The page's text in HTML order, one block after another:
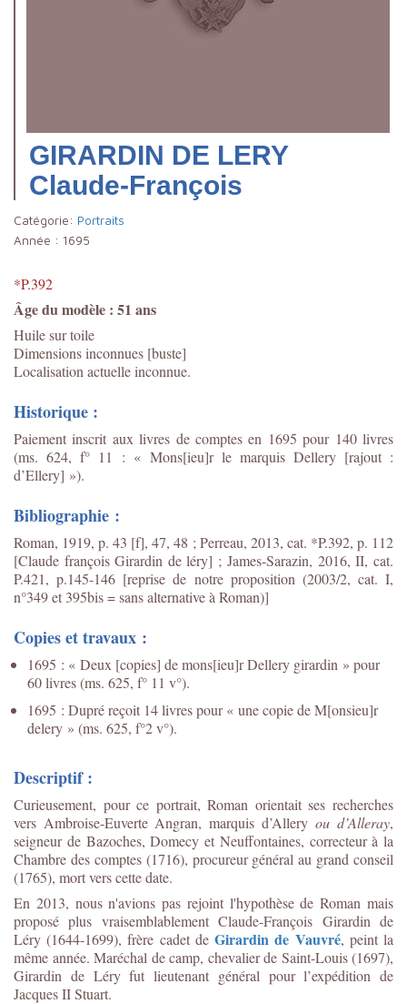
GIRARDIN DE LERY
Claude-François
Catégorie: Portraits
Année : 1695
*P.392
Âge du modèle : 51 ans
Huile sur toile
Dimensions inconnues [buste]
Localisation actuelle inconnue.
Historique :
Paiement inscrit aux livres de comptes en 1695 pour 140 livres
(ms. 624, f° 11 : « Mons[ieu]r le marquis Dellery [rajout :
d’Ellery] »).
Bibliographie :
Roman, 1919, p. 43 [f], 47, 48 ; Perreau, 2013, cat. *P.392, p. 112
[Claude françois Girardin de léry] ;James-Sarazin, 2016, II, cat.
P.421, p.145-146 [reprise de notre proposition (2003/2, cat. I,
n°349 et 395bis = sans alternative à Roman)]
Copies et travaux :
1695 : « Deux [copies] de mons[ieu]r Dellery girardin » pour
60 livres (ms. 625, f° 11 v°).
1695 : Dupré reçoit 14 livres pour « une copie de M[onsieu]r
delery » (ms. 625, f°2 v°).
Descriptif :
Curieusement, pour ce portrait, Roman orientait ses recherches
vers Ambroise-Euverte Angran, marquis d’Alleryou d’Alleray,
seigneur de Bazoches, Domecy et Neuffontaines, correcteur à la
Chambre des comptes (1716), procureur général au grand conseil
(1765), mort vers cette date.
En 2013, nous n'avions pas rejoint l'hypothèse de Roman mais
proposé plus vraisemblablement Claude-François Girardin de
Léry (1644-1699), frère cadet deGirardin de Vauvré, peint la
même année. Maréchal de camp, chevalier de Saint-Louis (1697),
Girardin de Léry fut lieutenant général pour l’expédition de
Jacques II Stuart.